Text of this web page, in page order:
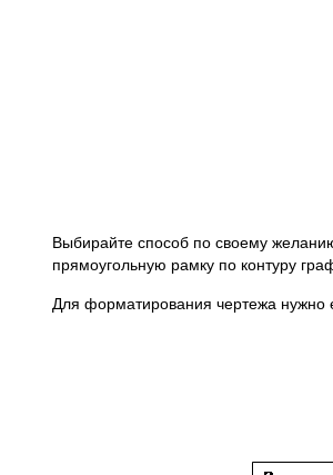
Выбирайте способ по своему
прямоугольную рамку по контуру
Для форматирования чертежа нужно